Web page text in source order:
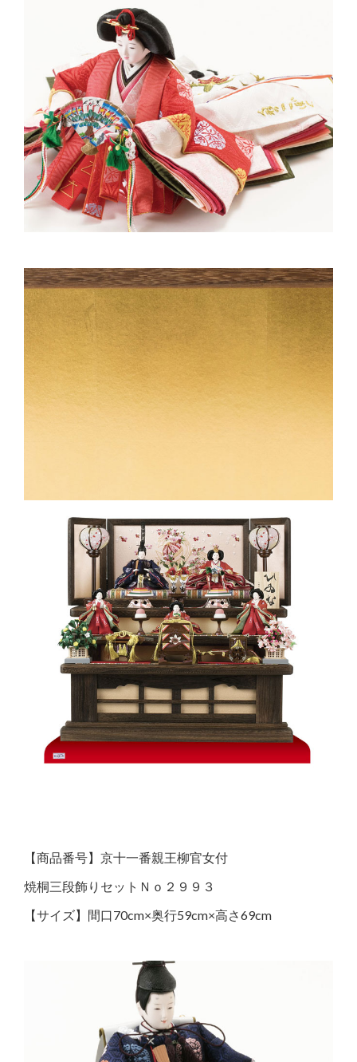
【商品番号】京十一番親王柳官女付
焼桐三段飾りセットＮｏ２９９３
【サイズ】間口70cm×奥行59cm×高さ69cm